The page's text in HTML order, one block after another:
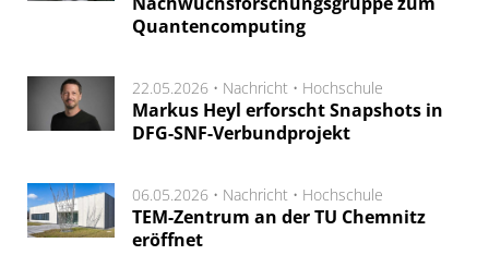
Quantencomputing
22.05.2026 • Nachricht • Hochschule
Markus Heyl erforscht Snapshots in
DFG-SNF-Verbundprojekt
06.05.2026 • Nachricht • Hochschule
TEM-Zentrum an der TU Chemnitz
eröffnet